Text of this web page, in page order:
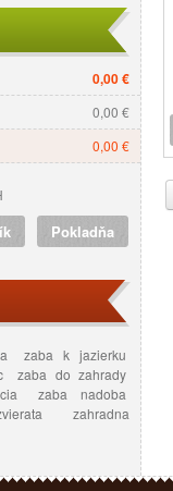
0,00 €
0,00 €
0,00 €
Pokladňa
zaba k jazierku
zaba do zahrady
zaba nadoba
zahradna